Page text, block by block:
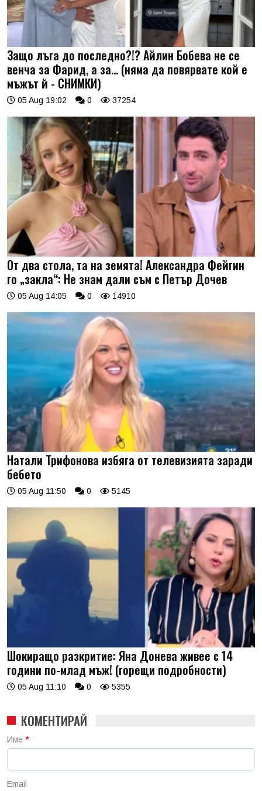
Защо лъга до последно?!? Айлин Бобева не се
венча за Фарид, а за... (няма да повярвате кой е
мъжът й - СНИМКИ)
05 Aug 19:02 0 37254
От два стола, та на земята! Александра Фейгин
го „закла“: Не знам дали съм с Петър Дочев
05 Aug 14:05 0 14910
Натали Трифонова избяга от телевизията заради
бебето
05 Aug 11:50 0 5145
Шокиращо разкритие: Яна Донева живее с 14
години по-млад мъж! (горещи подробности)
05 Aug 11:10 0 5355
КОМЕНТИРАЙ
Име *
Email